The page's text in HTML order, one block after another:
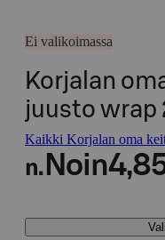
Ei valikoimassa
Korjalan
juusto wrap
Kaikki Korjalan oma
n. Noin